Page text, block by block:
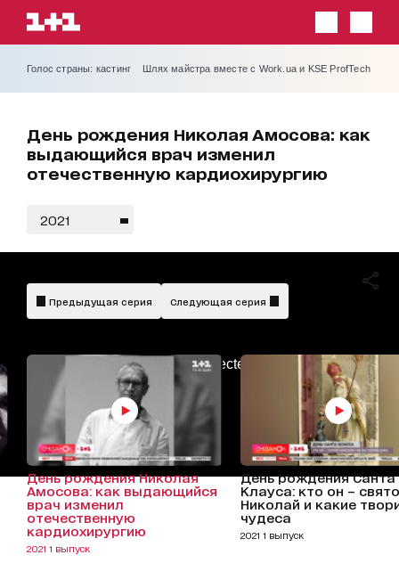
Голос страны: кастинг Шлях майстра вместе с Work.ua и KSE ProfTech
День рождения Николая Амосова: как
выдающийся врач изменил
отечественную кардиохирургию
2021
AdBlockDetected!
Предыдущая серия Следующая серия
День рождения Николая
Амосова: как выдающийся
врач изменил
отечественную
кардиохирургию
2021 1 выпуск
День рождения Санта
Клауса: кто он –
Николай и какие
чудеса
2021 1 выпуск